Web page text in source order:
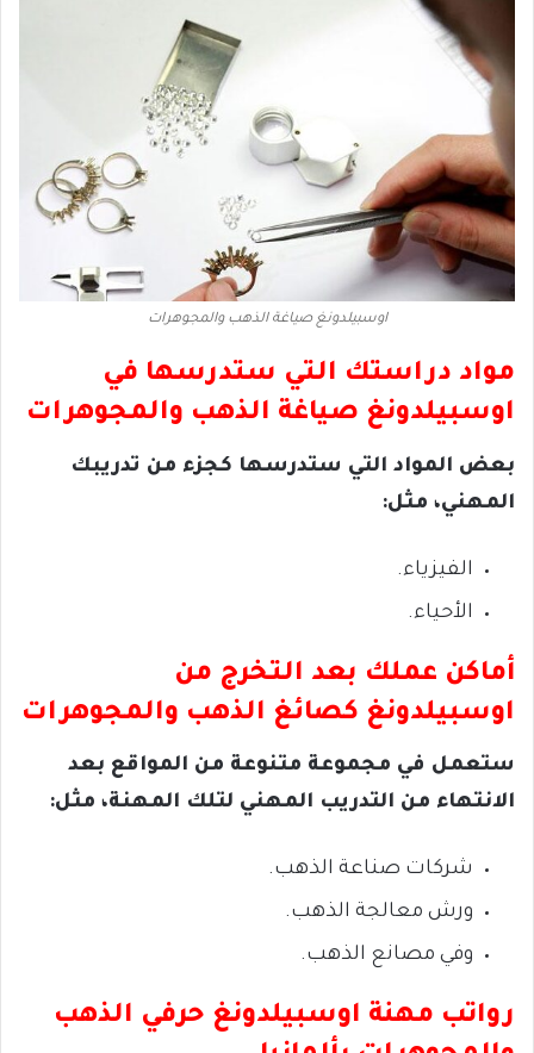
اوسبيلدونغ صياغة الذهب والمجوهرات
مواد دراستك التي ستدرسها في
اوسبيلدونغ صياغة الذهب والمجوهرات
بعض المواد التي ستدرسها كجزء من تدريبك
المهني، مثل:
الفيزياء.
الأحياء.
أماكن عملك بعد التخرج من
اوسبيلدونغ كصائغ الذهب والمجوهرات
ستعمل في مجموعة متنوعة من المواقع بعد
الانتهاء من التدريب المهني لتلك المهنة، مثل:
شركات صناعة الذهب.
ورش معالجة الذهب.
وفي مصانع الذهب.
رواتب مهنة اوسبيلدونغ حرفي الذهب